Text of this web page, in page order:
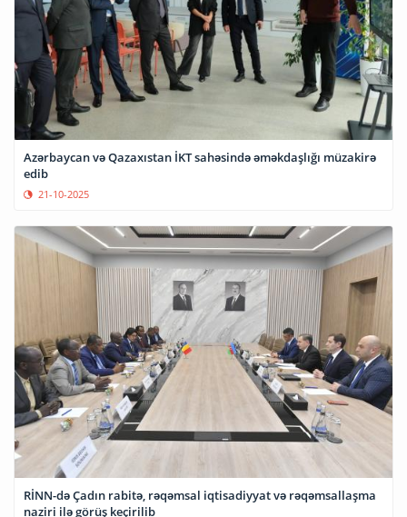
Azərbaycan və Qazaxıstan İKT sahəsində əməkdaşlığı müzakirə
edib
21-10-2025
RİNN-də Çadın rabitə, rəqəmsal iqtisadiyyat və rəqəmsallaşma
naziri ilə görüş keçirilib